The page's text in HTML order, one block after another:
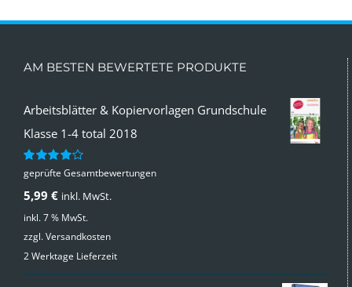
AM BESTEN BEWERTETE PRODUKTE
Arbeitsblätter & Kopiervorlagen Grundschule
Klasse 1-4 total 2018
Bewertet
von 5
geprüfte Gesamtbewertungen
5,99 € inkl. MwSt.
inkl. 7 % MwSt.
zzgl.Versandkosten
2 Werktage Lieferzeit